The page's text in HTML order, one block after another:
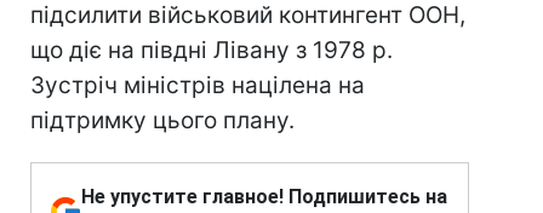
підсилити військовий контингент ООН,
що діє на півдні Лівану з 1978 р.
Зустріч міністрів націлена на
підтримку цього плану.
Не упустите главное! Подпишитесь на